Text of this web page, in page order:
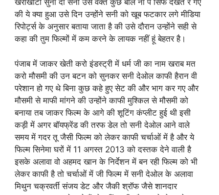
खरीखोटी सुना दी सनी उसे वक्त कुछ बोल ना पे सिर्फ देखते र गए
की ये क्या हुआ उसे दिन उन्होंने सनी को खूब फटकार लगे मीडिया
रिपोर्ट्स के अनुसार बताया जाता है की उसे दौरान उन्होंने सही से
कहा की तुम फिल्मों में कम करने के लायक नहीं हूं बेहतर है।
पंजाब में जाकर खेती करो इंडस्ट्री में धर्म जी का नाम खराब मत
करो मौसमी की उन बटन को सुनकर सनी देओल काफी हैरान वी
परेशान हो गए थे बिना कुछ कहे हुए सेट की और भाग कर गए और
मौसमी से माफी मांगने की उन्होंने काफी मुश्किल से मौसमी को
बनाया तब जाकर फिल्म के आगे की शूटिंग कंप्लीट हुई थी इसी
कड़ी में अगर बॉयफ्रेंड की तरफ डेल तो सनी देओल आने वाले
समय में गदर तू जैसी फिल्म को लेकर काफी चर्चाओं में है और ये
फिल्म सिनेमा घरों में 11 अगस्त 2013 को दस्तक देने वाली है
इसके अलावा वो अहमद खान के निर्देशन में बन रही फिल्म को भी
लेकर काफी है तो चर्चाओं में जी फिल्म में सनी देओल के अलावा
मिथुन चक्रवर्ती संजय डेट और जैकी श्रॉफ जैसे शानदार